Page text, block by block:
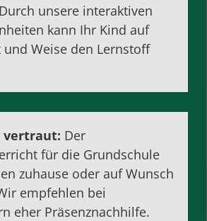
unsere interaktiven
kann Ihr Kind auf
und Weise den Lernstoff
vertraut: Der
für die Grundschule
zuhause oder auf Wunsch
empfehlen bei
eher Präsenznachhilfe.